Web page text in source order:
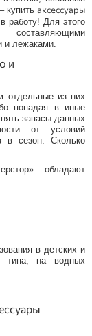
купить аксессуары
работу! Для этого
составляющими
и лежаками.
и
отдельные из них
попадая в иные
запасы данных
от условий
в сезон. Сколько
обладают
в детских и
типа, на водных